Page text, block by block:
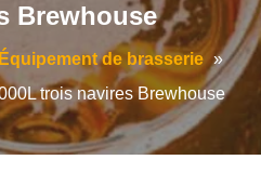
Brewhouse
Équipement de brasserie »
trois navires Brewhouse